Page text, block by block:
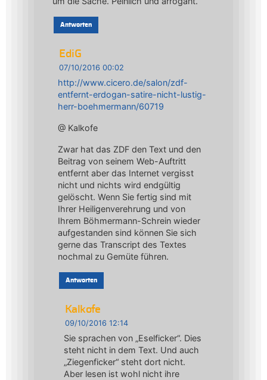
Antworten
EdiG
07/10/2016 00:02
http://www.cicero.de/salon/zdf-
entfernt-erdogan-satire-nicht-lustig-
herr-boehmermann/60719
@ Kalkofe
Zwar hat das ZDF den Text und den
Beitrag von seinem Web-Auftritt
entfernt aber das Internet vergisst
nicht und nichts wird endgültig
gelöscht. Wenn Sie fertig sind mit
Ihrer Heiligenverehrung und von
Ihrem Böhmermann-Schrein wieder
aufgestanden sind können Sie sich
gerne das Transcript des Textes
nochmal zu Gemüte führen.
Antworten
Kalkofe
09/10/2016 12:14
Sie sprachen von „Eselficker“. Dies
steht nicht in dem Text. Und auch
„Ziegenficker“ steht dort nicht.
Aber lesen ist wohl nicht ihre